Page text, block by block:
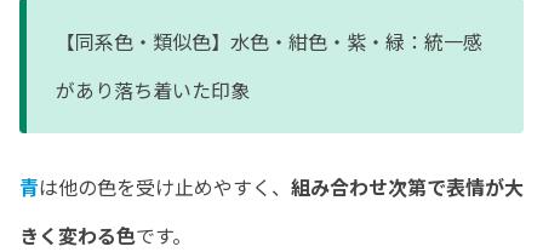
【同系色・類似色】水色・紺色・紫・緑：統一感
があり落ち着いた印象
青は他の色を受け止めやすく、 組み合わせ次第で表情が大
きく変わる色です。